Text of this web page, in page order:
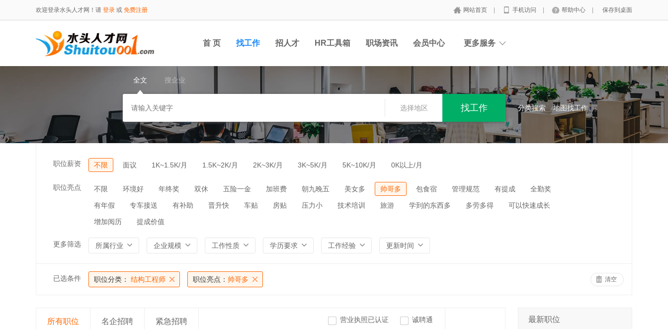
欢迎登录水头人才网！请 登录 或 免费注册 网站首页 手机访问 帮助中心 保存到桌面
首 页 找工作 招人才 HR工具箱 职场资讯 会员中心 更多服务
全文 搜企业
选择地区 分类搜索 地图找工作
职位薪资 不限 面议 1K~1.5K/月 1.5K~2K/月 2K~3K/月 3K~5K/月 5K~10K/月 0K以上/月
职位亮点 不限 环境好 年终奖 双休 五险一金 加班费 朝九晚五 美女多 帅哥多 包食宿 管理规范 有提成 全勤奖
有年假 专车接送 有补助 晋升快 车贴 房贴 压力小 技术培训 旅游 学到的东西多 多劳多得 可以快速成长
增加阅历 提成价值
更多筛选 所属行业 企业规模 工作性质 学历要求 工作经验 更新时间
已选条件 职位分类： 结构工程师 职位亮点： 帅哥多 清空
所有职位 名企招聘 紧急招聘 营业执照已认证 诚聘通 最新职位